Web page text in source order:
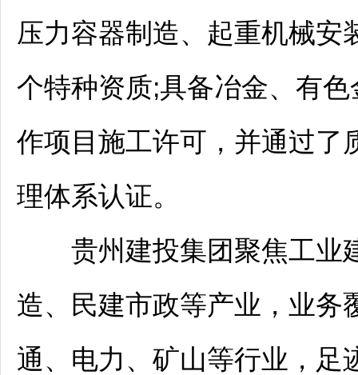
压力容器制造、起重机械安
个特种资质;具备冶金、有
作项目施工许可，并通过了
理体系认证。
贵州建投集团聚焦工业
造、民建市政等产业，业务
通、电力、矿山等行业，足